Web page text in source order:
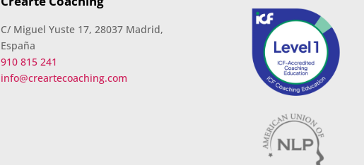
C/ Miguel Yuste 17, 28037 Madrid,
España
910 815 241
info@creartecoaching.com